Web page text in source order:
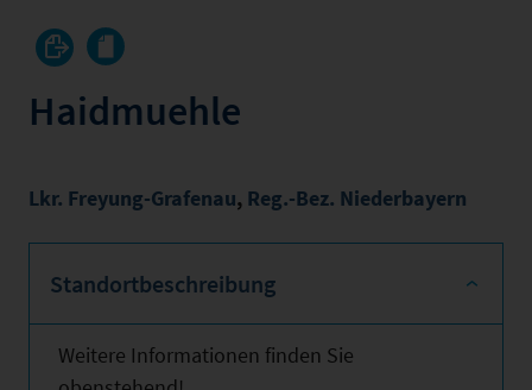
Haidmuehle
Lkr. Freyung-Grafenau, Reg.-Bez. Niederbayern
Standortbeschreibung
Weitere Informationen finden Sie